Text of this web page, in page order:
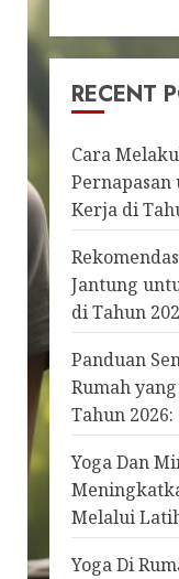
RECENT
Cara
Kerja di
Jantung
di Tahun
Panduan
Rumah
Tahun
Yoga Dan
Melalui
Yoga Di